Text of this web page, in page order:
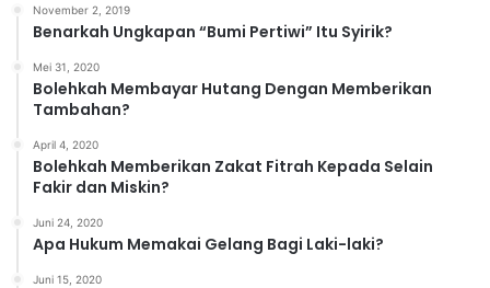
November 2, 2019
Benarkah Ungkapan “Bumi Pertiwi” Itu Syirik?
Mei 31, 2020
Bolehkah Membayar Hutang Dengan Memberikan
Tambahan?
April 4, 2020
Bolehkah Memberikan Zakat Fitrah Kepada Selain
Fakir dan Miskin?
Juni 24, 2020
Apa Hukum Memakai Gelang Bagi Laki-laki?
Juni 15, 2020